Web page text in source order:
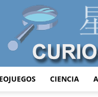
CIENCIA